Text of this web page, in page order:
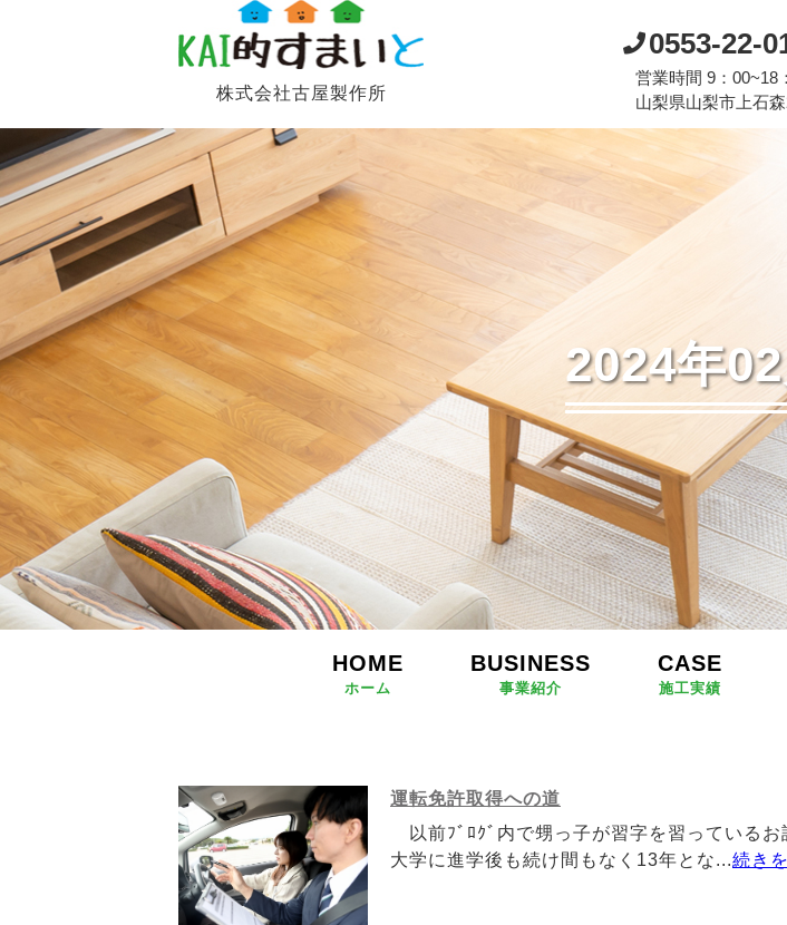
株式会社古屋製作所
0553-22-
営業時間 9：00~18
山梨県山梨市上石
2024年
HOME
ホーム
BUSINESS
事業紹介
CASE
施工実績
運転免許取得への道
以前ﾌﾞﾛｸﾞ内で甥っ子が習字を習っているお
大学に進学後も続け間もなく13年とな...続き